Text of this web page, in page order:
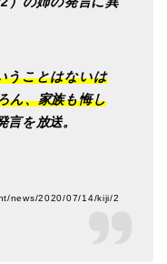
うことはないは
ん、家族も悔し
言を放送。
news/2020/07/14/kiji/2